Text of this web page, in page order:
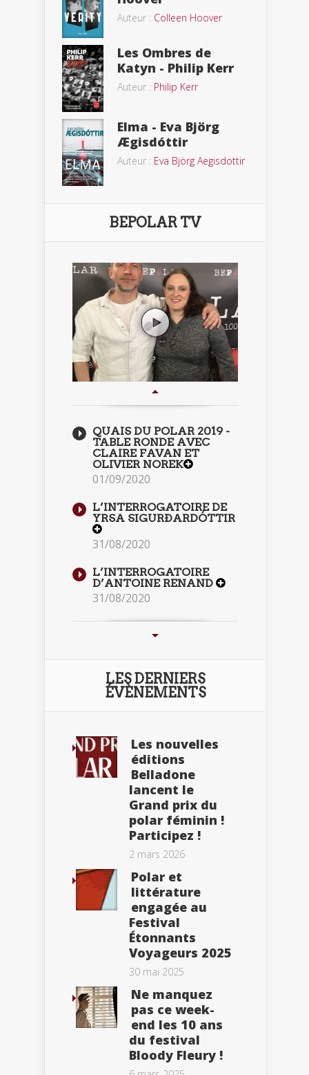
Auteur : Colleen Hoover
Les Ombres de
Katyn - Philip Kerr
Auteur : Philip Kerr
Elma - Eva Björg
Ægisdóttir
Auteur : Eva Björg Aegisdottir
BEPOLAR TV
QUAIS DU POLAR 2019 -
TABLE RONDE AVEC
CLAIRE FAVAN ET
OLIVIER NOREK
01/09/2020
L’INTERROGATOIRE DE
YRSA SIGURÐARDÓTTIR
31/08/2020
L’INTERROGATOIRE
D’ANTOINE RENAND
31/08/2020
LES DERNIERS
ÉVÈNEMENTS
Les nouvelles
éditions
Belladone
lancent le
Grand prix du
polar féminin !
Participez !
2 mars 2026
Polar et
littérature
engagée au
Festival
Étonnants
Voyageurs 2025
30 mai 2025
Ne manquez
pas ce week-
end les 10 ans
du festival
Bloody Fleury !